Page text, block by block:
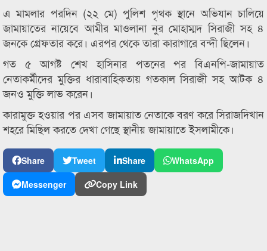
এ মামলার পরদিন (২২ মে) পুলিশ পৃথক স্থানে অভিযান চালিয়ে
জামায়াতের নায়েবে আমীর মাওলানা নুর মোহাম্মদ সিরাজী সহ ৪
জনকে গ্রেফতার করে। এরপর থেকে তারা কারাগারে বন্দী ছিলেন।
গত ৫ আগষ্ট শেখ হাসিনার পতনের পর বিএনপি-জামায়াত
নেতাকর্মীদের মুক্তির ধারাবাহিকতায় গতকাল সিরাজী সহ আটক ৪
জনও মুক্তি লাভ করেন।
কারামুক্ত হওয়ার পর এসব জামায়াত নেতাকে বরণ করে সিরাজদিখান
শহরে মিছিল করতে দেখা গেছে স্থানীয় জামায়াতে ইসলামীকে।
Share Tweet Share
WhatsApp
Messenger
Copy Link